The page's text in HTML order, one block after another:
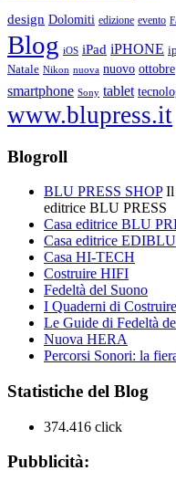
design Dolomiti edizione evento
Blog iOS iPad iPHONE
Natale Nikon nuova nuovo ottobre
smartphone Sony tablet
www.blupress.it
Blogroll
BLU PRESS SHOPIl
editrice BLU PRESS
Casa editrice BLU
Casa editrice EDIBLU
Casa HI-TECH
Costruire HIFI
Fedeltà del Suono
I Quaderni di
Le Guide di Fedeltà
Nuova HERA
Percorsi Sonori: la
Statistiche del Blog
374.416 click
Pubblicità: